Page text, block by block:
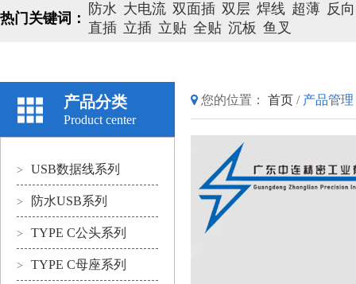
热门关键词：
防水 大电流 双面插 双层 焊线 超薄 反向
直插 立插 立贴 全贴 沉板 鱼叉
产品分类
Product center
> USB数据线系列
> 防水USB系列
> TYPE C公头系列
> TYPE C母座系列
您的位置： 首页 / 产品管理